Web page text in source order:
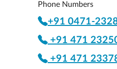
Phone Numbers
+91 0471-
+91 471
+91 471